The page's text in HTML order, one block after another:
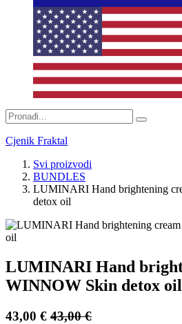
Cjenik Fraktal
Svi proizvodi
BUNDLES
LUMINARI Hand brightening
detox oil
LUMINARI Hand
WINNOW Skin detox oil
43,00 € 43,00€